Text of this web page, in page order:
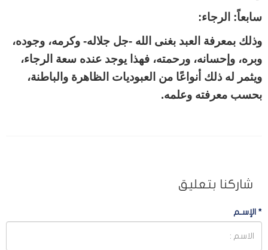
سابعاً: الرجاء:
وذلك بمعرفة العبد بغنى الله -جل جلاله- وكرمه، وجوده،
وبره، وإحسانه، ورحمته، فهذا يوجد عنده سعة الرجاء،
ويثمر له ذلك أنواعًا من العبوديات الظاهرة والباطنة،
بحسب معرفته وعلمه.
شاركنا بتعليق
* الإسـم